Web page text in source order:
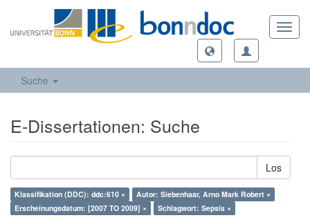
Suche
E-Dissertationen: Suche
Los
Klassifikation (DDC): ddc:610 ×
Autor: Siebenhaar, Arno Mark Robert ×
Erscheinungsdatum: [2007 TO 2009] ×
Schlagwort: Sepsis ×